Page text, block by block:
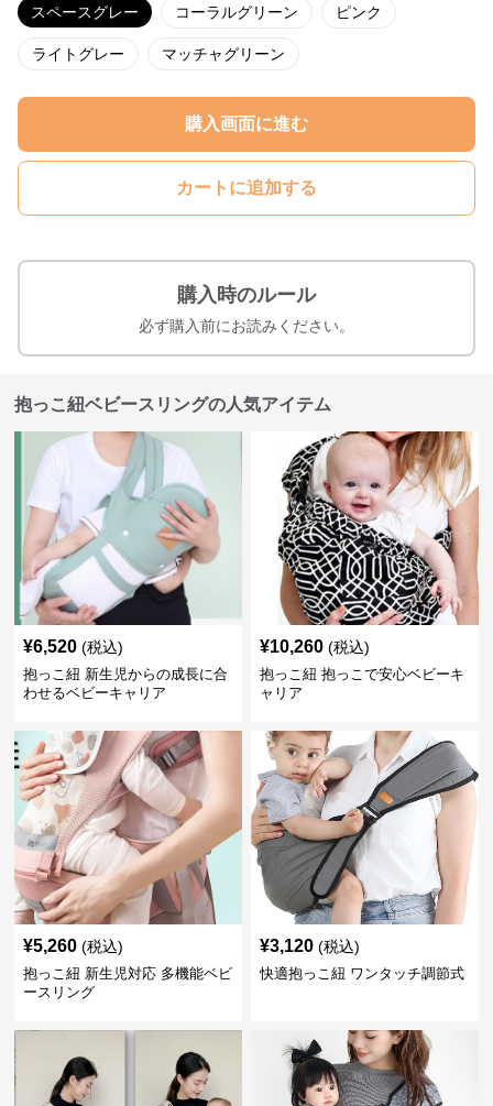
スペースグレー コーラルグリーン ピンク
ライトグレー マッチャグリーン
購入画面に進む
カートに追加する
購入時のルール
必ず購入前にお読みください。
抱っこ紐ベビースリングの人気アイテム
¥6,520 (税込)
抱っこ紐 新生児からの成長に合
わせるベビーキャリア
¥10,260 (税込)
抱っこ紐 抱っこで安心ベビーキ
ャリア
¥5,260 (税込)
抱っこ紐 新生児対応 多機能ベビ
ースリング
¥3,120 (税込)
快適抱っこ紐 ワンタッチ調節式